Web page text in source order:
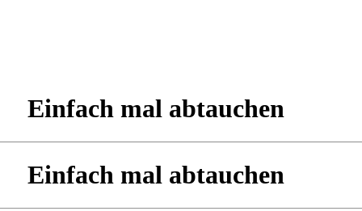
Einfach mal abtauchen
Einfach mal abtauchen